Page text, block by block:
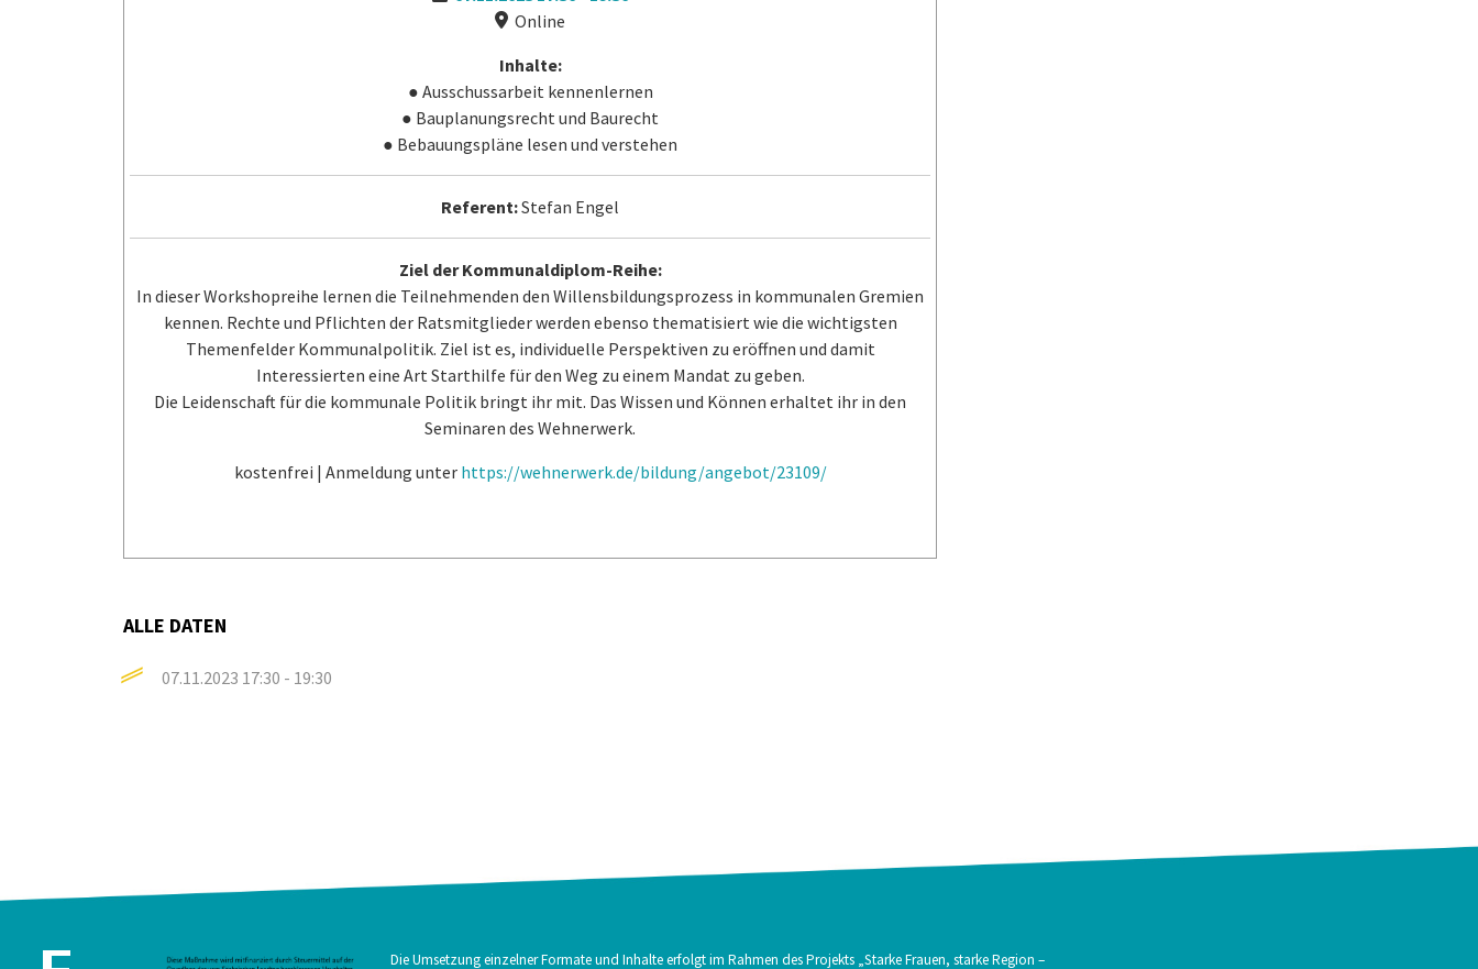
Online
Inhalte:
● Ausschussarbeit kennenlernen
● Bauplanungsrecht und Baurecht
● Bebauungspläne lesen und verstehen
Referent:Stefan Engel
Ziel der Kommunaldiplom-Reihe:
In dieser Workshopreihe lernen die Teilnehmenden den Willensbildungsprozess in kommunalen Gremien
kennen. Rechte und Pflichten der Ratsmitglieder werden ebenso thematisiert wie die wichtigsten
Themenfelder Kommunalpolitik. Ziel ist es, individuelle Perspektiven zu eröffnen und damit
Interessierten eine Art Starthilfe für den Weg zu einem Mandat zu geben.
Die Leidenschaft für die kommunale Politik bringt ihr mit. Das Wissen und Können erhaltet ihr in den
Seminaren des Wehnerwerk.
kostenfrei | Anmeldung unter https://wehnerwerk.de/bildung/angebot/23109/
ALLE DATEN
07.11.2023 17:30 - 19:30
Die Umsetzung einzelner Formate und Inhalte erfolgt im Rahmen des Projekts „Starke Frauen, starke Region –